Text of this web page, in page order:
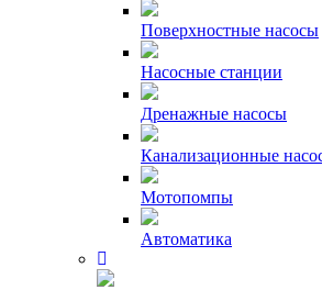
Поверхностные насосы
Насосные станции
Дренажные насосы
Канализационные
Мотопомпы
Автоматика